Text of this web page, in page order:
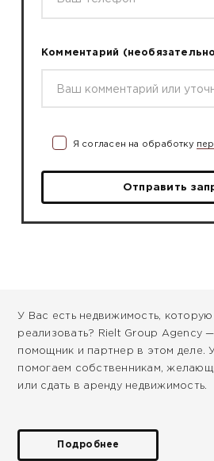
Комментарий
Я согласен на обработку
Отправить
У Вас есть недвижимость,
реализовать? Rielt Group Agency
помощник и партнер в этом деле.
помогаем собственникам,
или сдать в аренду недвижимость.
Подробнее